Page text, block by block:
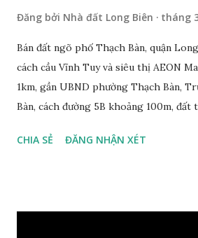
Đăng bởi Nhà đất Long Biên tháng
Bán đất ngõ phố Thạch Bàn, quận
cách cầu Vĩnh Tuy và siêu thị AEON
1km, gần UBND phường Thạch Bàn,
Bàn, cách đường 5B khoảng 100m,
mặt tiền 5m, sổ đỏ chính chủ, giá bán
CHIA SẺ ĐĂNG NHẬN XÉT